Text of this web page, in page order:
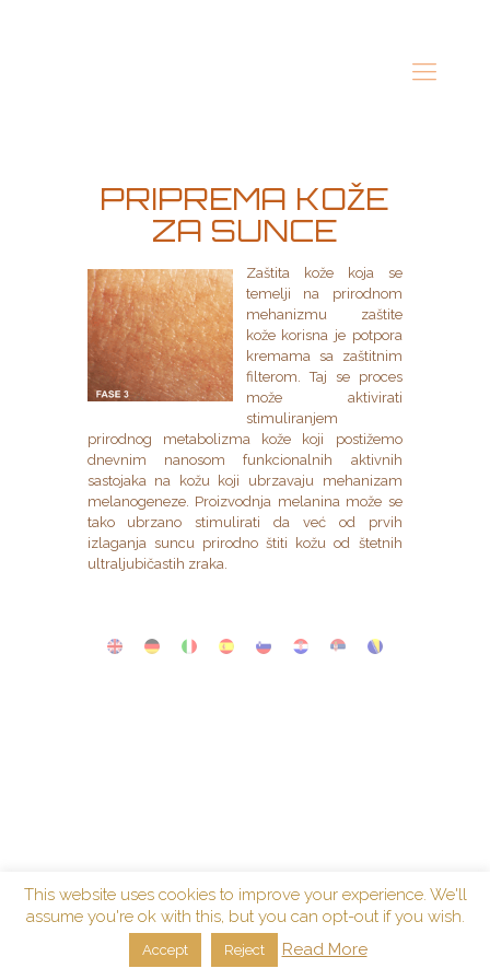
PRIPREMA KOŽE
ZA SUNCE
Zaštita kože koja se
temelji na prirodnom
mehanizmu zaštite
kože korisna je potpora
kremama sa zaštitnim
filterom. Taj se proces
može aktivirati
stimuliranjem
prirodnog metabolizma kože koji postižemo
dnevnim nanosom funkcionalnih aktivnih
sastojaka na kožu koji ubrzavaju mehanizam
melanogeneze. Proizvodnja melanina može se
tako ubrzano stimulirati da već od prvih
izlaganja suncu prirodno štiti kožu od štetnih
ultraljubičastih zraka.
This website uses cookies to improve your experience. We'll
assume you're ok with this, but you can opt-out if you wish.
Accept Reject Read More